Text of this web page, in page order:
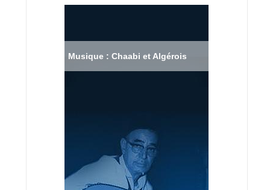
Musique : Chaabi et Algérois